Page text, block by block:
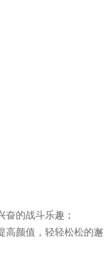
的战斗乐趣；
高颜值，轻轻松松的邂